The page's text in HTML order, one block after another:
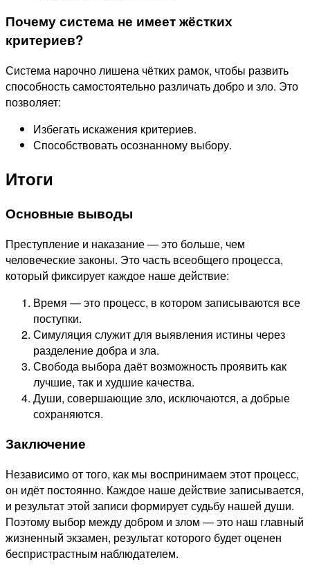
Почему система не имеет жёстких
критериев?
Система нарочно лишена чётких рамок, чтобы развить
способность самостоятельно различать добро и зло. Это
позволяет:
Избегать искажения критериев.
Способствовать осознанному выбору.
Итоги
Основные выводы
Преступление и наказание — это больше, чем
человеческие законы. Это часть всеобщего процесса,
который фиксирует каждое наше действие:
Время — это процесс, в котором записываются все
поступки.
Симуляция служит для выявления истины через
разделение добра и зла.
Свобода выбора даёт возможность проявить как
лучшие, так и худшие качества.
Души, совершающие зло, исключаются, а добрые
сохраняются.
Заключение
Независимо от того, как мы воспринимаем этот процесс,
он идёт постоянно. Каждое наше действие записывается,
и результат этой записи формирует судьбу нашей души.
Поэтому выбор между добром и злом — это наш главный
жизненный экзамен, результат которого будет оценен
беспристрастным наблюдателем.